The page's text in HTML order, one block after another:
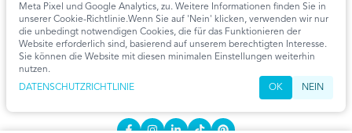
Meta Pixel und Google Analytics, zu. Weitere Informationen finden Sie in
unserer Cookie-Richtlinie.Wenn Sie auf 'Nein' klicken, verwenden wir nur
die unbedingt notwendigen Cookies, die für das Funktionieren der
Website erforderlich sind, basierend auf unserem berechtigten Interesse.
Sie können die Website mit diesen minimalen Einstellungen weiterhin
nutzen.
DATENSCHUTZRICHTLINIE
OK NEIN
StartseiteDatenschutzrichtlinieAllgemeine Geschäftsbedingungen
Kontaktieren Sie Uns
Artikel Cookie-Einstellungen
KONTAKT